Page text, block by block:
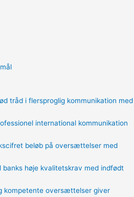
tråd i flersproglig kommunikation med
international kommunikation
beløb på oversættelser med
banks høje kvalitetskrav med indfødt
kompetente oversættelser giver